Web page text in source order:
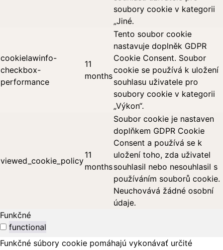
soubory cookie v kategorii
„Jiné.
cookielawinfo-
checkbox-
performance
11
months
Tento soubor cookie
nastavuje doplněk GDPR
Cookie Consent. Soubor
cookie se používá k uložení
souhlasu uživatele pro
soubory cookie v kategorii
„Výkon“.
viewed_cookie_policy
11
months
Soubor cookie je nastaven
doplňkem GDPR Cookie
Consent a používá se k
uložení toho, zda uživatel
souhlasil nebo nesouhlasil s
používáním souborů cookie.
Neuchovává žádné osobní
údaje.
Funkčné
functional
Funkčné súbory cookie pomáhajú vykonávať určité